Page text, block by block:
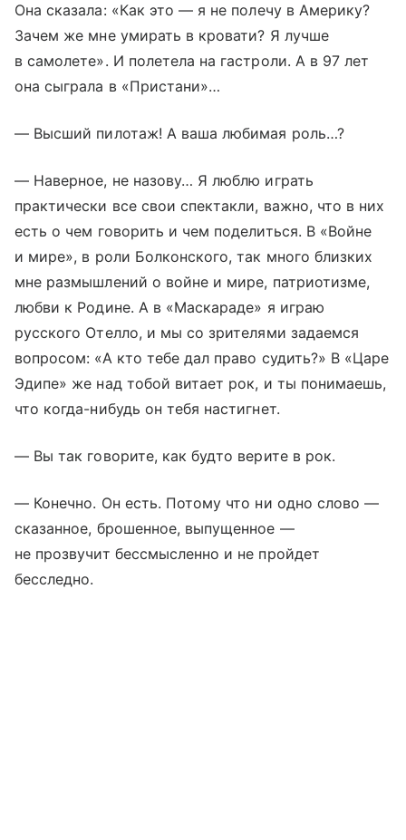
Она сказала: «Как это — я не полечу в Америку?
Зачем же мне умирать в кровати? Я лучше
в самолете». И полетела на гастроли. А в 97 лет
она сыграла в «Пристани»…
— Высший пилотаж! А ваша любимая роль…?
— Наверное, не назову… Я люблю играть
практически все свои спектакли, важно, что в них
есть о чем говорить и чем поделиться. В «Войне
и мире», в роли Болконского, так много близких
мне размышлений о войне и мире, патриотизме,
любви к Родине. А в «Маскараде» я играю
русского Отелло, и мы со зрителями задаемся
вопросом: «А кто тебе дал право судить?» В «Царе
Эдипе» же над тобой витает рок, и ты понимаешь,
что когда-нибудь он тебя настигнет.
— Вы так говорите, как будто верите в рок.
— Конечно. Он есть. Потому что ни одно слово —
сказанное, брошенное, выпущенное —
не прозвучит бессмысленно и не пройдет
бесследно.